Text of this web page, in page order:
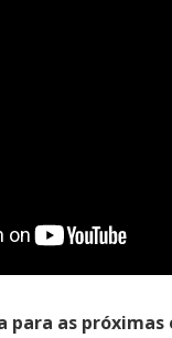
para as próximas